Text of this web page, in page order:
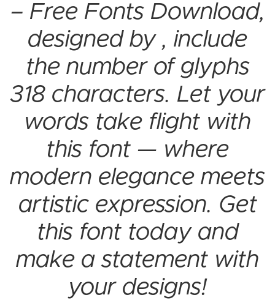
– Free Fonts Download,
designed by , include
the number of glyphs
318 characters. Let your
words take flight with
this font — where
modern elegance meets
artistic expression. Get
this font today and
make a statement with
your designs!